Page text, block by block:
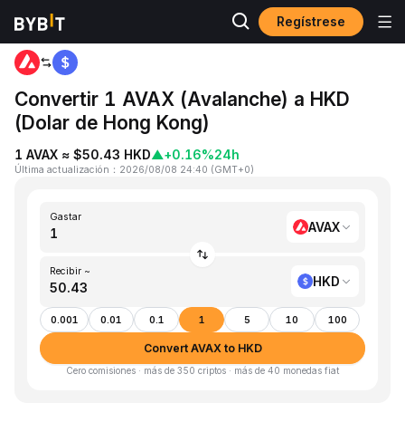
Regístrese
Inicio AVAX to HKD
Convertir 1 AVAX (Avalanche) a HKD
(Dolar de Hong Kong)
1 AVAX ≈ $50.43 HKD▲+0.16%24h
Última actualización ： 2026/08/08 24:40 (GMT+0)
Gastar
AVAX
Recibir ~
HKD
0.001 0.01 0.1 1 5 10 100
Convert AVAX to HKD
Cero comisiones · más de 350 criptos · más de 40 monedas fiat